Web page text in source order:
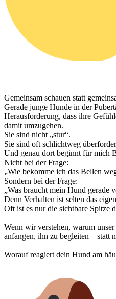
Gemeinsam schauen statt
Gerade junge Hunde in der
Herausforderung, dass ihre
damit umzugehen.
Sie sind nicht „stur“.
Sie sind oft schlichtweg
Und genau dort beginnt für mich
Nicht bei der Frage:
„Wie bekomme ich das Bellen
Sondern bei der Frage:
„Was braucht mein Hund gerade
Denn Verhalten ist selten das
Oft ist es nur die sichtbare Spitze
Wenn wir verstehen, warum
anfangen, ihn zu begleiten – statt
Worauf reagiert dein Hund am